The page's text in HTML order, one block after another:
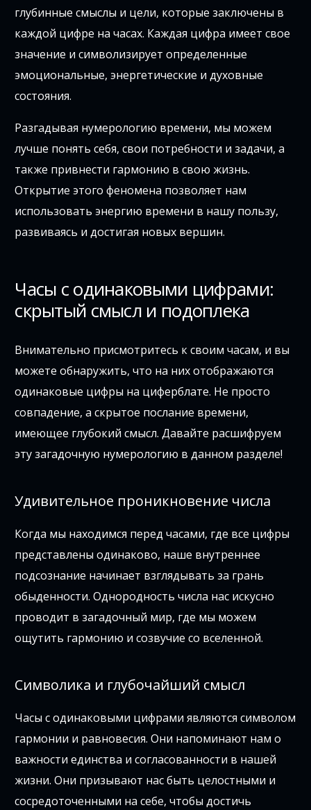
глубинные смыслы и цели, которые заключены в
каждой цифре на часах. Каждая цифра имеет свое
значение и символизирует определенные
эмоциональные, энергетические и духовные
состояния.
Разгадывая нумерологию времени, мы можем
лучше понять себя, свои потребности и задачи, а
также привнести гармонию в свою жизнь.
Открытие этого феномена позволяет нам
использовать энергию времени в нашу пользу,
развиваясь и достигая новых вершин.
Часы с одинаковыми цифрами:
скрытый смысл и подоплека
Внимательно присмотритесь к своим часам, и вы
можете обнаружить, что на них отображаются
одинаковые цифры на циферблате. Не просто
совпадение, а скрытое послание времени,
имеющее глубокий смысл. Давайте расшифруем
эту загадочную нумерологию в данном разделе!
Удивительное проникновение числа
Когда мы находимся перед часами, где все цифры
представлены одинаково, наше внутреннее
подсознание начинает взглядывать за грань
обыденности. Однородность числа нас искусно
проводит в загадочный мир, где мы можем
ощутить гармонию и созвучие со вселенной.
Символика и глубочайший смысл
Часы с одинаковыми цифрами являются символом
гармонии и равновесия. Они напоминают нам о
важности единства и согласованности в нашей
жизни. Они призывают нас быть целостными и
сосредоточенными на себе, чтобы достичь